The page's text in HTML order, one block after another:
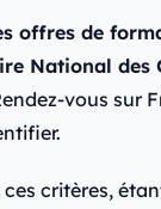
offres de
National des
vous sur
critères,